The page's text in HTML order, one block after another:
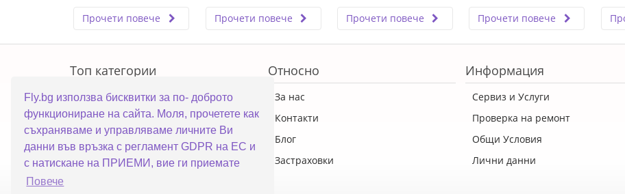
Fly.bg използва бисквитки за по- доброто
функциониране на сайта. Моля, прочетете как
съхраняваме и управляваме личните Ви
данни във връзка с регламент GDPR на ЕС и
с натискане на ПРИЕМИ, вие ги приемате
Повече
Прочети повече
Прочети повече
Прочети повече
Прочети повече
Топ категории
ПРОМОЦИИ
Преносими компютри
Настолни компютри
Смартфони
Относно
За нас
Контакти
Блог
Застраховки
Информация
Сервиз и Услуги
Проверка на ремонт
Общи Условия
Лични данни